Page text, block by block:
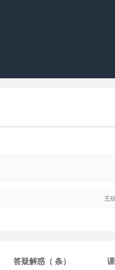
王
答疑解惑（ 条）